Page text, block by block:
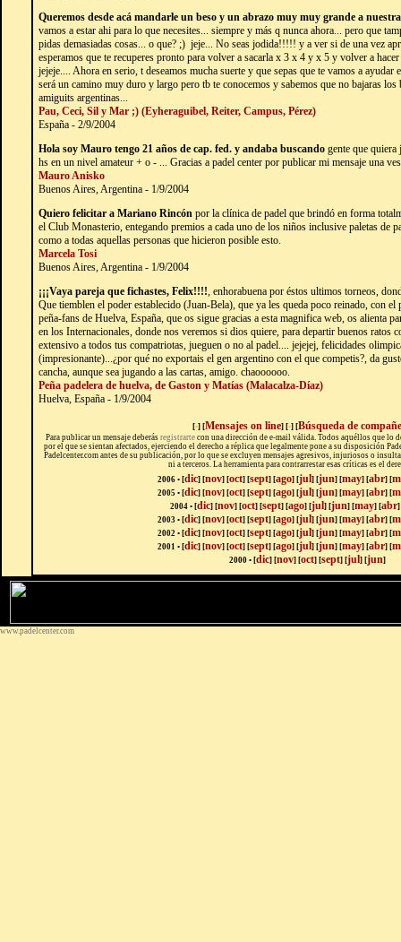
Queremos desde acá mandarle un beso y un abrazo muy muy grande a
vamos a estar ahi para lo que necesites... siempre y más q nunca ahora... pero que
pidas demasiadas cosas... o que? ;) jeje... No seas jodida!!!!! y a ver si de una vez
esperamos que te recuperes pronto para volver a sacarla x 3 x 4 y x 5 y volver a
jejeje.... Ahora en serio, t deseamos mucha suerte y que sepas que te vamos a
será un camino muy duro y largo pero tb te conocemos y sabemos que no bajaras
amiguits argentinas...
Pau, Ceci, Sil y Mar ;) (Eyheraguibel, Reiter, Campus, Pérez)
España - 2/9/2004
Hola soy Mauro tengo 21 años de cap. fed. y andaba buscando gente que quiera
hs en un nivel amateur + o - ... Gracias a padel center por publicar mi mensaje una
Mauro Anisko
Buenos Aires, Argentina - 1/9/2004
Quiero felicitar a Mariano Rincón por la clínica de padel que brindó en forma
el Club Monasterio, entegando premios a cada uno de los niños inclusive paletas de
como a todas aquellas personas que hicieron posible esto.
Marcela Tosi
Buenos Aires, Argentina - 1/9/2004
¡¡¡Vaya pareja que fichastes, Felix!!!!, enhorabuena por éstos ultimos torneos,
Que tiemblen el poder establecido (Juan-Bela), que ya les queda poco reinado, con
peña-fans de Huelva, España, que os sigue gracias a esta magnifica web, os alienta
en los Internacionales, donde nos veremos si dios quiere, para departir buenos ratos
extensivo a todos tus compatriotas, jueguen o no al padel.... jejejej, felicidades
(impresionante)...¿por qué no exportais el gen argentino con el que competis?, da
cancha, aunque sea jugando a las cartas, amigo. chaoooooo.
Peña padelera de huelva, de Gaston y Matías (Malacalza-Díaz)
Huelva, España - 1/9/2004
[•] [Mensajes on line] [•] [Búsqueda de
Para publicar un mensaje deberásregistrarte con una dirección de e-mail válida. Todos aquéllos que lo
por el que se sientan afectados, ejerciendo el derecho a réplica que legalmente pone a su disposición
Padelcenter.com antes de su publicación, por lo que se excluyen mensajes agresivos, injuriosos o
ni a terceros. La herramienta para contrarrestar esas críticas es el
2006 • [dic] [nov] [oct] [sept] [ago] [jul] [jun] [may] [abr] [
2005 • [dic] [nov] [oct] [sept] [ago] [jul] [jun] [may] [abr] [
2004 • [dic] [nov] [oct] [sept] [ago] [jul] [jun] [may] [abr]
2003 • [dic] [nov] [oct] [sept] [ago] [jul] [jun] [may] [abr] [
2002 • [dic] [nov] [oct] [sept] [ago] [jul] [jun] [may] [abr] [
2001 • [dic] [nov] [oct] [sept] [ago] [jul] [jun] [may] [abr] [
2000 • [dic] [nov] [oct] [sept] [jul] [jun]
www.padelcenter.com